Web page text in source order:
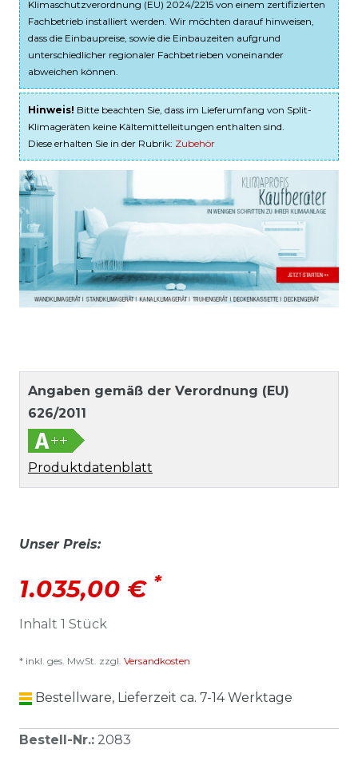
Klimaschutzverordnung (EU) 2024/2215 von einem zertifizierten
Fachbetrieb installiert werden. Wir möchten darauf hinweisen,
dass die Einbaupreise, sowie die Einbauzeiten aufgrund
unterschiedlicher regionaler Fachbetrieben voneinander
abweichen können.
Hinweis! Bitte beachten Sie, dass im Lieferumfang von Split-
Klimageräten keine Kältemittelleitungen enthalten sind.
Diese erhalten Sie in der Rubrik: Zubehör
Angaben gemäß der Verordnung (EU)
626/2011
Produktdatenblatt
Unser Preis:
1.035,00 € *
Inhalt 1 Stück
* inkl. ges. MwSt. zzgl. Versandkosten
Bestellware, Lieferzeit ca. 7-14 Werktage
Bestell-Nr.: 2083